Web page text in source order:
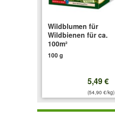
Wildblumen für
Wildbienen für ca.
100m²
100 g
5,49 €
(54,90 €/kg)